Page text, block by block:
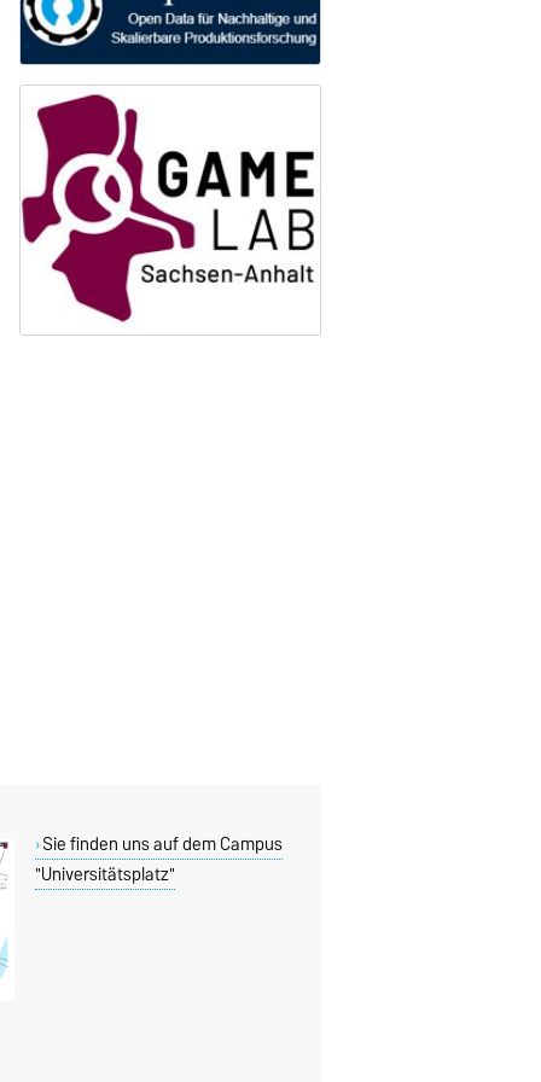
Sie finden uns auf dem Campus
"Universitätsplatz"